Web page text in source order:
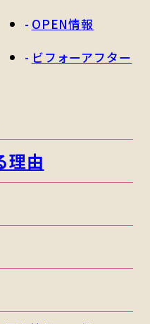
OPEN情報
ビフォーアフター
理由